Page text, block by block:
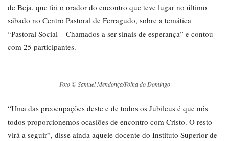
de Beja, que foi o orador do encontro que teve lugar no último
sábado no Centro Pastoral de Ferragudo, sobre a temática
“Pastoral Social – Chamados a ser sinais de esperança” e contou
com 25 participantes.
Foto © Samuel Mendonça/Folha do Domingo
“Uma das preocupações deste e de todos os Jubileus é que nós
todos proporcionemos ocasiões de encontro com Cristo. O resto
virá a seguir”, disse ainda aquele docente do Instituto Superior de